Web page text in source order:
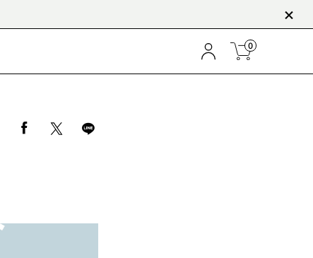
OWNER'S CLUBお申込はこちら
0